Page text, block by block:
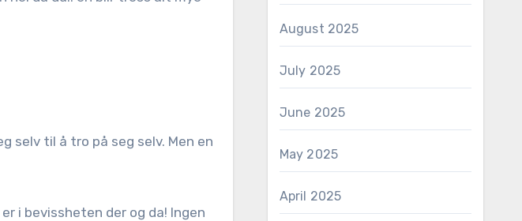
selv til å tro på seg selv. Men en
i bevissheten der og da! Ingen
August 2025
July 2025
June 2025
May 2025
April 2025